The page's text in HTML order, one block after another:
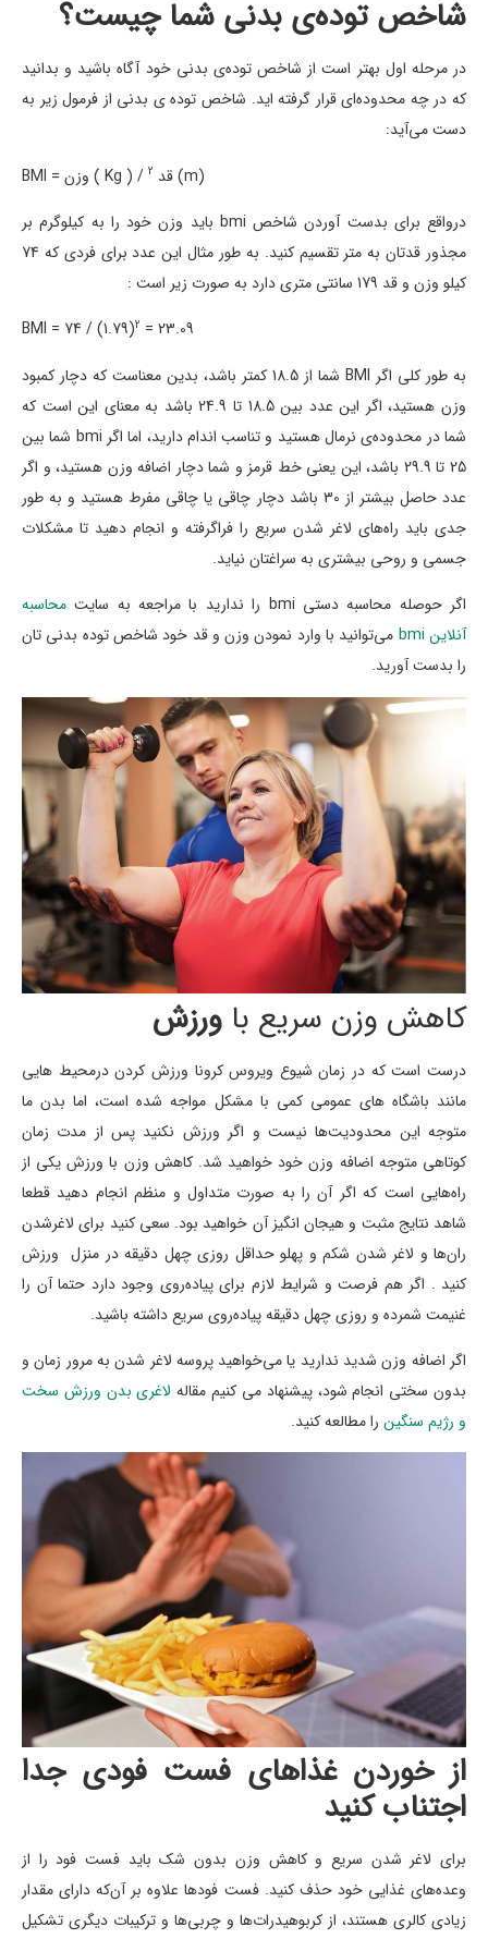
شاخص توده‌ی بدنی شما چیست؟
در مرحله اول بهتر است از شاخص توده‌ی بدنی خود آگاه باشید و بدانید
که در چه محدوده‌ای قرار گرفته اید. شاخص توده ی بدنی از فرمول زیر به
دست می‌آید:
BMI = وزن ( Kg ) / قد 2
(m)
درواقع برای بدست آوردن شاخص bmi باید وزن خود را به کیلوگرم بر
مجذور قدتان به متر تقسیم کنید. به طور مثال این عدد برای فردی که 74
کیلو وزن و قد 179 سانتی متری دارد به صورت زیر است :
BMI = 74 / (1.79)2 = 23.09
به طور کلی اگر BMI شما از 18.5 کمتر باشد، بدین معناست که دچار کمبود
وزن هستید، اگر این عدد بین 18.5 تا 24.9 باشد به معنای این است که
شما در محدوده‌ی نرمال هستید و تناسب اندام دارید، اما اگر bmi شما بین
25 تا 29.9 باشد، این یعنی خط قرمز و شما دچار اضافه وزن هستید، و اگر
عدد حاصل بیشتر از 30 باشد دچار چاقی یا چاقی مفرط هستید و به طور
جدی باید راه‌های لاغر شدن سریع را فراگرفته و انجام دهید تا مشکلات
جسمی و روحی بیشتری به سراغتان نیاید.
اگر حوصله محاسبه دستی bmi را ندارید با مراجعه به سایت
محاسبه
آنلاین bmi
می‌توانید با وارد نمودن وزن و قد خود شاخص توده بدنی تان
را بدست آورید.
کاهش وزن سریع با ورزش
درست است که در زمان شیوع ویروس کرونا ورزش کردن درمحیط هایی
مانند باشگاه های عمومی کمی با مشکل مواجه شده است، اما بدن ما
متوجه این محدودیت‌ها نیست و اگر ورزش نکنید پس از مدت زمان
کوتاهی متوجه اضافه وزن خود خواهید شد. کاهش وزن با ورزش یکی از
راه‌هایی است که اگر آن را به صورت متداول و منظم انجام دهید قطعا
شاهد نتایج مثبت و هیجان انگیز آن خواهید بود. سعی کنید برای لاغرشدن
ران‌ها و لاغر شدن شکم و پهلو حداقل روزی چهل دقیقه در منزل ورزش
کنید . اگر هم فرصت و شرایط لازم برای پیاده‌روی وجود دارد حتما آن را
غنیمت شمرده و روزی چهل دقیقه پیاده‌روی سریع داشته باشید.
اگر اضافه وزن شدید ندارید یا می‌خواهید پروسه لاغر شدن به مرور زمان و
بدون سختی انجام شود، پیشنهاد می کنیم مقاله لاغری بدن ورزش سخت
و رژیم سنگین را مطالعه کنید.
از خوردن غذاهای فست فودی جدا
اجتناب کنید
برای لاغر شدن سریع و کاهش وزن بدون شک باید فست فود را از
وعده‌های غذایی خود حذف کنید. فست فودها علاوه بر آن‌که دارای مقدار
زیادی کالری هستند، از کربوهیدرات‌ها و چربی‌ها و ترکیبات دیگری تشکیل